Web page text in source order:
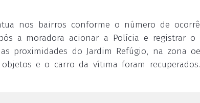
nos bairros conforme o número de
a moradora acionar a Polícia e registrar
proximidades do Jardim Refúgio, na zona
e o carro da vítima foram recuperados.